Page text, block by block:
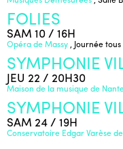
FOLIES
SAM 10 / 16H
Opéra de Massy , Journée
SYMPHONIE
JEU 22 / 20H30
Maison de la musique de
SYMPHONIE
SAM 24 / 19H
Conservatoire Edgar Varèse